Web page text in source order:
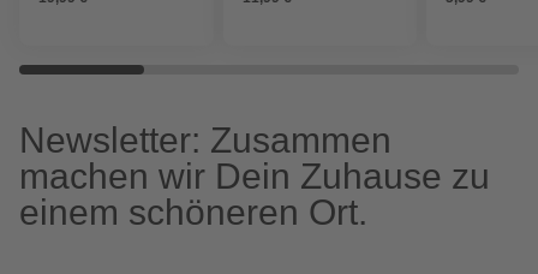
Newsletter: Zusammen
machen wir Dein Zuhause zu
einem schöneren Ort.